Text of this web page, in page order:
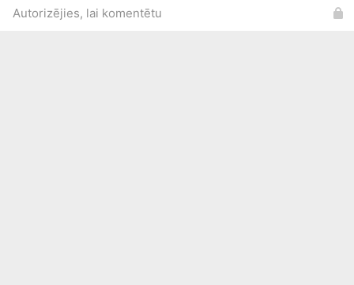
Autorizējies, lai komentētu